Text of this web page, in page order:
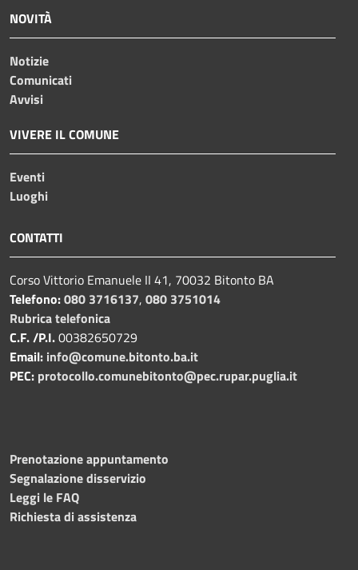
NOVITÀ
Notizie
Comunicati
Avvisi
VIVERE IL COMUNE
Eventi
Luoghi
CONTATTI
Corso Vittorio Emanuele II 41, 70032 Bitonto BA
Telefono:080 3716137, 080 3751014
Rubrica telefonica
C.F. /P.I.00382650729
Email: info@comune.bitonto.ba.it
PEC: protocollo.comunebitonto@pec.rupar.puglia.it
Prenotazione appuntamento
Segnalazione disservizio
Leggi le FAQ
Richiesta di assistenza